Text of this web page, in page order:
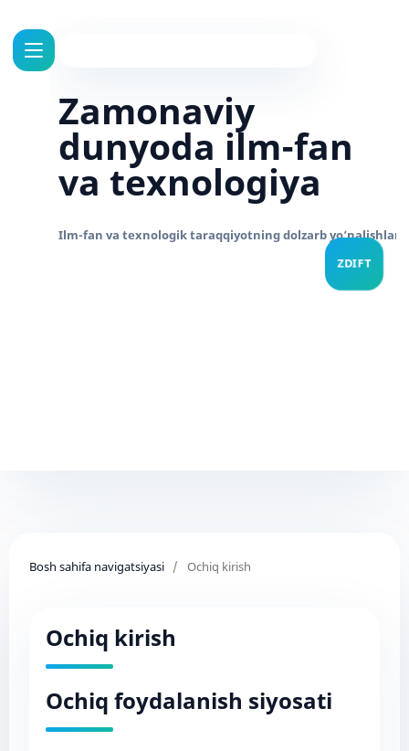
Zamonaviy
dunyoda ilm-fan
va texnologiya
Bosh sahifa navigatsiyasi / Ochiq kirish
Ochiq kirish
Ochiq foydalanish siyosati